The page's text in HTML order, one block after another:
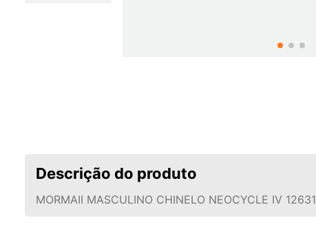
Descrição do produto
MORMAII MASCULINO CHINELO NEOCYCLE IV 12631